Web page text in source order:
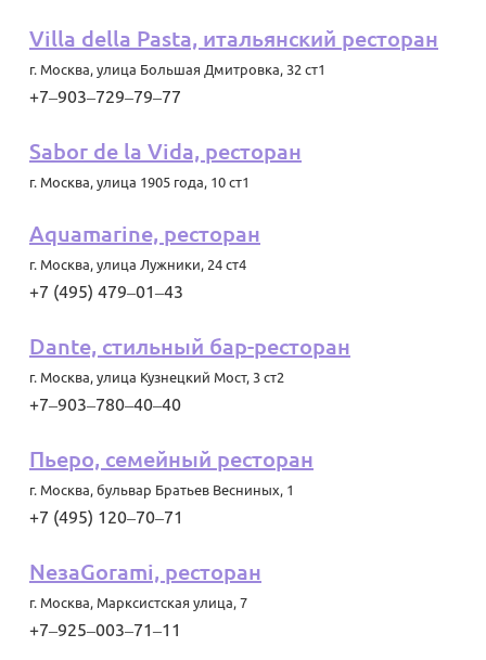
Villa della Pasta, итальянский ресторан
г. Москва, улица Большая Дмитровка, 32 ст1
+7‒903‒729‒79‒77
Sabor de la Vida, ресторан
г. Москва, улица 1905 года, 10 ст1
Aquamarine, ресторан
г. Москва, улица Лужники, 24 ст4
+7 (495) 479‒01‒43
Dante, стильный бар-ресторан
г. Москва, улица Кузнецкий Мост, 3 ст2
+7‒903‒780‒40‒40
Пьеро, семейный ресторан
г. Москва, бульвар Братьев Весниных, 1
+7 (495) 120‒70‒71
NeзаGorami, ресторан
г. Москва, Марксистская улица, 7
+7‒925‒003‒71‒11